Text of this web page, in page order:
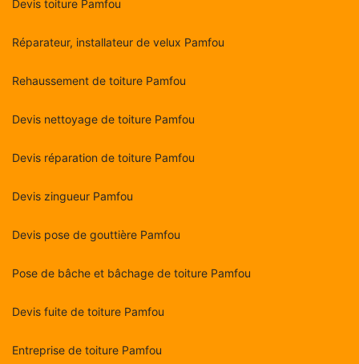
Devis toiture Pamfou
Réparateur, installateur de velux Pamfou
Rehaussement de toiture Pamfou
Devis nettoyage de toiture Pamfou
Devis réparation de toiture Pamfou
Devis zingueur Pamfou
Devis pose de gouttière Pamfou
Pose de bâche et bâchage de toiture Pamfou
Devis fuite de toiture Pamfou
Entreprise de toiture Pamfou